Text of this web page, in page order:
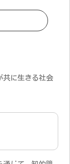
共に生きる社会